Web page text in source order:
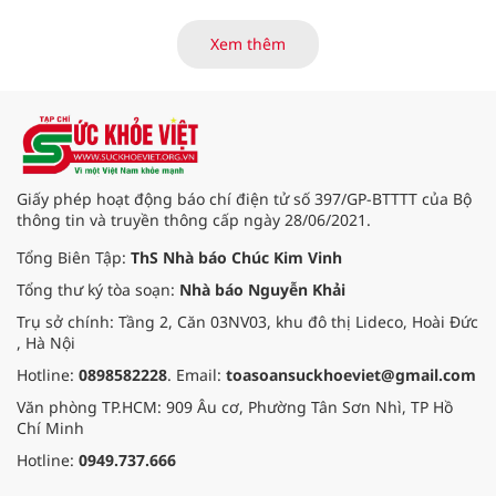
điểm dừng chân đầu tiên tại Bệnh
viện Bạch Mai cơ sở Ninh Bình.
Xem thêm
Giấy phép hoạt động báo chí điện tử số 397/GP-BTTTT của Bộ
thông tin và truyền thông cấp ngày 28/06/2021.
Tổng Biên Tập: ThS Nhà báo Chúc Kim Vinh
Tổng thư ký tòa soạn: Nhà báo Nguyễn Khải
Trụ sở chính: Tầng 2, Căn 03NV03, khu đô thị Lideco, Hoài Đức
, Hà Nội
Hotline: 0898582228. Email: toasoansuckhoeviet@gmail.com
Văn phòng TP.HCM: 909 Âu cơ, Phường Tân Sơn Nhì, TP Hồ
Chí Minh
Hotline: 0949.737.666